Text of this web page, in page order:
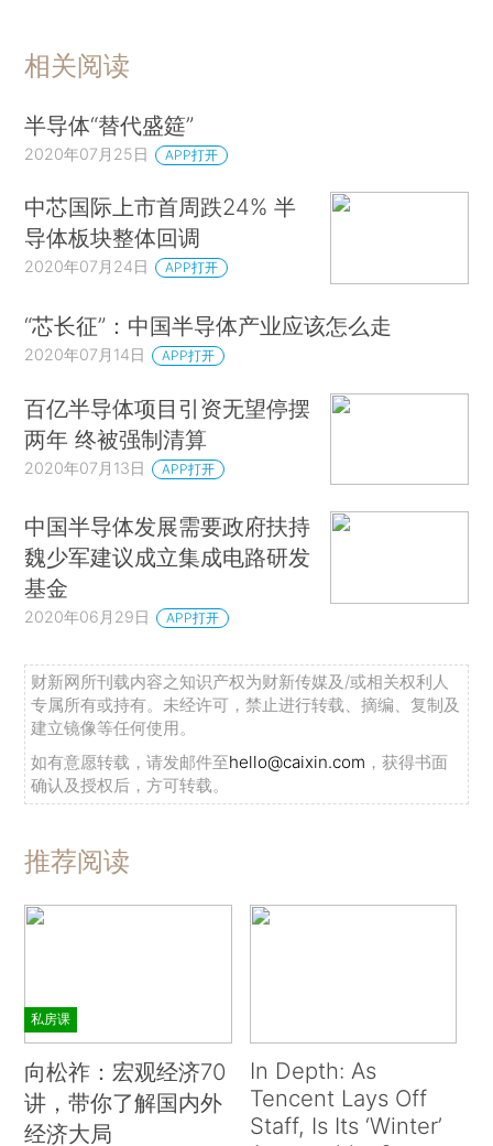
相关阅读
半导体“替代盛筵”
2020年07月25日 APP打开
中芯国际上市首周跌24% 半
导体板块整体回调
2020年07月24日 APP打开
“芯长征”：中国半导体产业应该怎么走
2020年07月14日 APP打开
百亿半导体项目引资无望停摆
两年 终被强制清算
2020年07月13日 APP打开
中国半导体发展需要政府扶持
魏少军建议成立集成电路研发
基金
2020年06月29日 APP打开
财新网所刊载内容之知识产权为财新传媒及/或相关权利人
专属所有或持有。未经许可，禁止进行转载、摘编、复制及
建立镜像等任何使用。
如有意愿转载，请发邮件至hello@caixin.com ，获得书面
确认及授权后，方可转载。
推荐阅读
私房课
向松祚：宏观经济70
讲，带你了解国内外
经济大局
In Depth: As
Tencent Lays Off
Staff, Is Its ‘Winter’